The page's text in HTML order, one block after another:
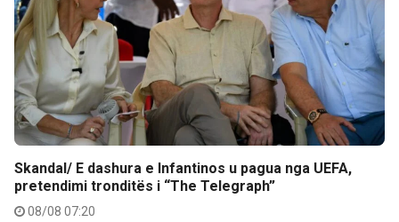
Skandal/ E dashura e Infantinos u pagua nga UEFA,
pretendimi tronditës i “The Telegraph”
08/08 07:20